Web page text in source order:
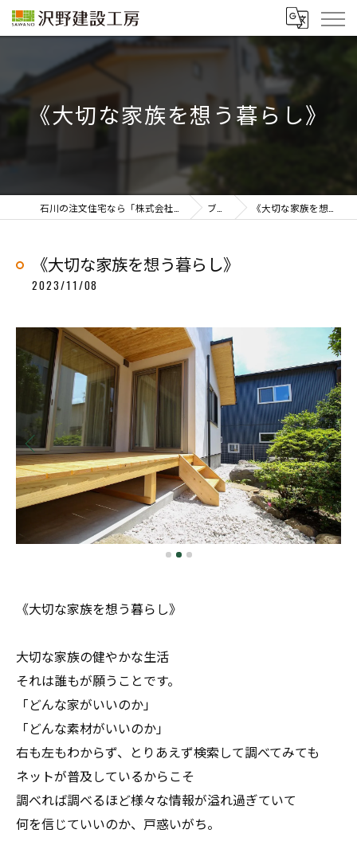
《大切な家族を想う暮らし》
ブログ 《大切な家族を想う暮らし》
《大切な家族を想う暮らし》
2023/11/08
《大切な家族を想う暮らし》
大切な家族の健やかな生活
それは誰もが願うことです。
「どんな家がいいのか」
「どんな素材がいいのか」
右も左もわからず、とりあえず検索して調べてみても
ネットが普及しているからこそ
調べれば調べるほど様々な情報が溢れ過ぎていて
何を信じていいのか、戸惑いがち。